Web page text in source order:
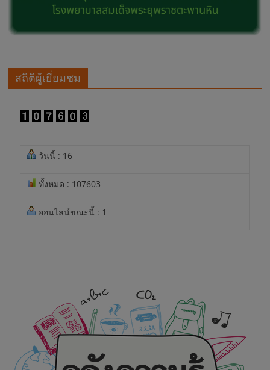
สถิติผู้เยี่ยมชม
วันนี้ : 16
ทั้งหมด : 107603
ออนไลน์ขณะนี้ : 1